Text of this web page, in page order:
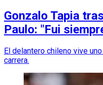
Gonzalo Tapia
Paulo: "Fui
El delantero chileno vive
carrera.